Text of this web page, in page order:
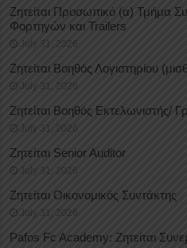
Ζητείται Προσωπικό (α) Τμήμα
Φορτηγών και Trailers
July 31, 2026
Ζητείται Βοηθός Λογιστηρίου
July 31, 2026
Ζητείται Βοηθός Εκτελωνιστής/
July 31, 2026
Ζητείται Senior Auditor
July 31, 2026
Ζητείται Οικονομικός Συντάκτης
July 31, 2026
Pafos Fc Academy: Ζητείται